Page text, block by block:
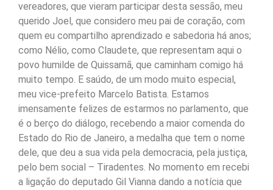
vereadores, que vieram participar desta sessão, meu
querido Joel, que considero meu pai de coração, com
quem eu compartilho aprendizado e sabedoria há anos;
como Nélio, como Claudete, que representam aqui o
povo humilde de Quissamã, que caminham comigo há
muito tempo. E saúdo, de um modo muito especial,
meu vice-prefeito Marcelo Batista. Estamos
imensamente felizes de estarmos no parlamento, que
é o berço do diálogo, recebendo a maior comenda do
Estado do Rio de Janeiro, a medalha que tem o nome
dele, que deu a sua vida pela democracia, pela justiça,
pelo bem social – Tiradentes. No momento em recebi
a ligação do deputado Gil Vianna dando a notícia que